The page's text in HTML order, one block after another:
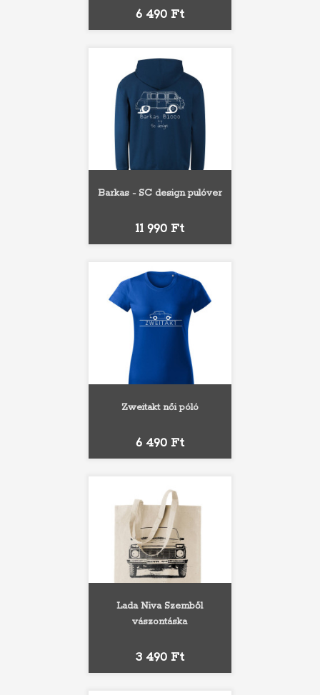
Ár
6 490 Ft
Barkas - SC design pulóver
Ár
11 990 Ft
Zweitakt női póló
Ár
6 490 Ft
Lada Niva Szemből
vászontáska
Ár
3 490 Ft